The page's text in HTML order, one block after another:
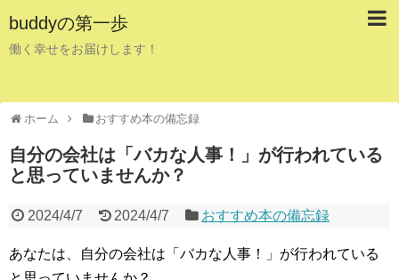
buddyの第一歩
働く幸せをお届けします！
ホーム おすすめ本の備忘録
自分の会社は「バカな人事！」が行われている
と思っていませんか？
2024/4/7 2024/4/7 おすすめ本の備忘録
あなたは、自分の会社は「バカな人事！」が行われている